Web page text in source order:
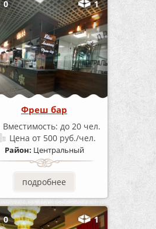
0 1
Фреш бар
Вместимость:до 20 чел.
Цена от 500 руб./чел.
Район: Центральный
подробнее
0 1